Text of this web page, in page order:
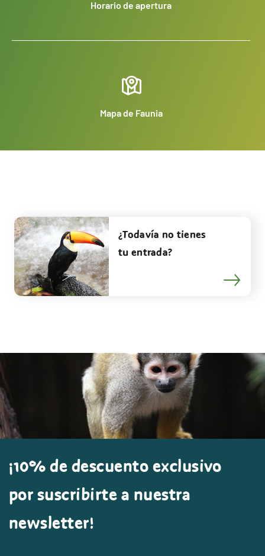
Horario de apertura
Mapa de Faunia
¿Todavía no tienes
tu entrada?
¡10% de descuento exclusivo
por suscribirte a nuestra
newsletter!